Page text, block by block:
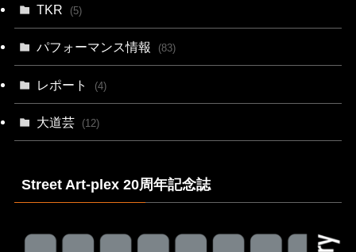
TKR (5)
パフォーマンス情報 (83)
レポート (4)
大道芸 (12)
Street Art-plex 20周年記念誌